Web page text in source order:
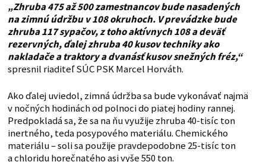
„Zhruba 475 až 500 zamestnancov bude nasadených
na zimnú údržbu v 108 okruhoch. V prevádzke bude
zhruba 117 sypačov, z toho aktívnych 108 a deväť
rezervných, ďalej zhruba 40 kusov techniky ako
nakladače a traktory a dvanásť kusov snežných fréz,“
spresnil riaditeľ SÚC PSK Marcel Horváth.
Ako ďalej uviedol, zimná údržba sa bude vykonávať najmä
v nočných hodinách od polnoci do piatej hodiny rannej.
Predpokladá sa, že sa na ňu využije zhruba 40-tisíc ton
inertného, teda posypového materiálu. Chemického
materiálu – soli sa použije pravdepodobne 25-tisíc ton
a chloridu horečnatého asi vyše 550 ton.